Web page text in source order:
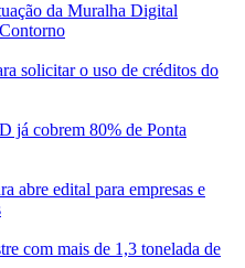
da Muralha Digital
solicitar o uso de créditos do
já cobrem 80% de Ponta
abre edital para empresas e
com mais de 1,3 tonelada de